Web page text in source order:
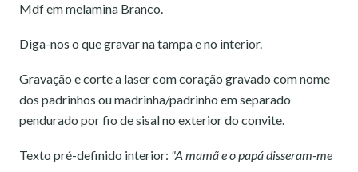
Mdf em melamina Branco.
Diga-nos o que gravar na tampa e no interior.
Gravação e corte a laser com coração gravado com nome
dos padrinhos ou madrinha/padrinho em separado
pendurado por fio de sisal no exterior do convite.
Texto pré-definido interior: "A mamã e o papá disseram-me